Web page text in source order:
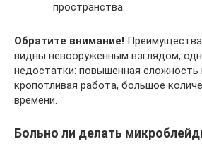
пространства.
Обратите внимание!
видны невооруженным взглядом,
недостатки: повышенная сложность
кропотливая работа, большое
времени.
Больно ли делать